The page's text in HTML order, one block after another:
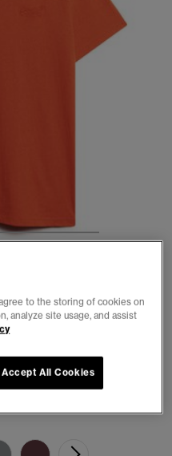
5 6 7
to the storing of cookies on
analyze site usage, and assist
Accept All Cookies